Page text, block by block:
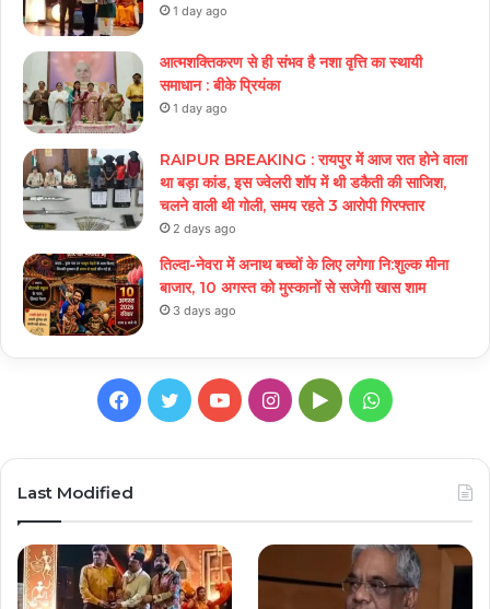
1 day ago
आत्मशक्तिकरण से ही संभव है नशा वृत्ति का स्थायी
समाधान : बीके प्रियंका
1 day ago
RAIPUR BREAKING : रायपुर में आज रात होने वाला
था बड़ा कांड, इस ज्वेलरी शॉप में थी डकैती की साजिश,
चलने वाली थी गोली, समय रहते 3 आरोपी गिरफ्तार
2 days ago
तिल्दा-नेवरा में अनाथ बच्चों के लिए लगेगा नि:शुल्क मीना
बाजार, 10 अगस्त को मुस्कानों से सजेगी खास शाम
3 days ago
Facebook
TwitterYouTubeInstagram
GoogleWhatsApp
Last Modified